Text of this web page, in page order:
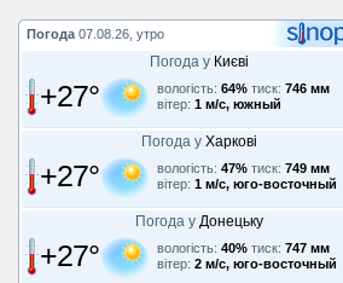
Погода 07.08.26, утро
Погода у Києві
+27° вологість: 64% тиск: 746 мм
вітер: 1 м/с, южный
Погода у Харкові
+27° вологість: 47% тиск: 749 мм
вітер: 1 м/с, юго-восточный
Погода у Донецьку
+27° вологість: 40% тиск: 747 мм
вітер: 2 м/с, юго-восточный